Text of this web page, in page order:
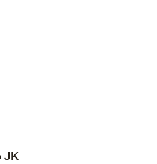
JK